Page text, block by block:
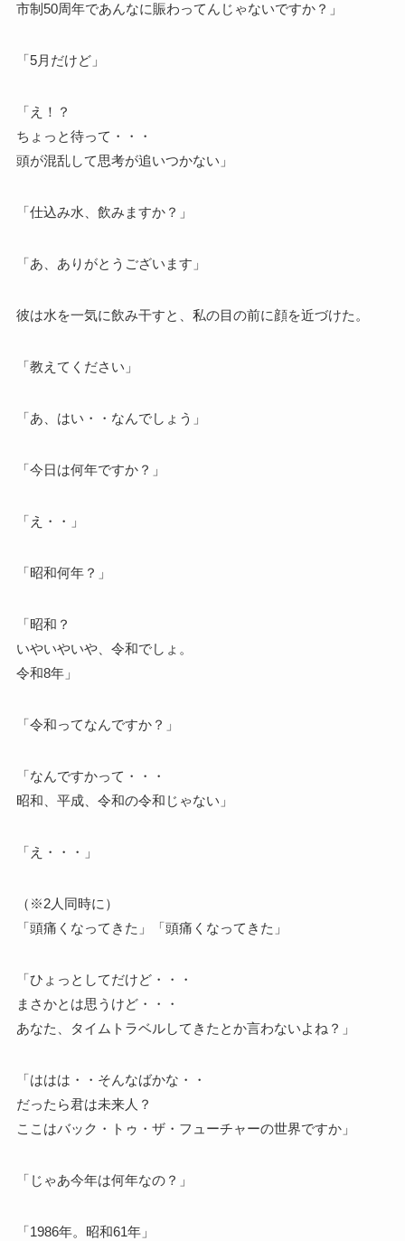
市制50周年であんなに賑わってんじゃないですか？」
「5月だけど」
「え！？
ちょっと待って・・・
頭が混乱して思考が追いつかない」
「仕込み水、飲みますか？」
「あ、ありがとうございます」
彼は水を一気に飲み干すと、私の目の前に顔を近づけた。
「教えてください」
「あ、はい・・なんでしょう」
「今日は何年ですか？」
「え・・」
「昭和何年？」
「昭和？
いやいやいや、令和でしょ。
令和8年」
「令和ってなんですか？」
「なんですかって・・・
昭和、平成、令和の令和じゃない」
「え・・・」
（※2人同時に）
「頭痛くなってきた」「頭痛くなってきた」
「ひょっとしてだけど・・・
まさかとは思うけど・・・
あなた、タイムトラベルしてきたとか言わないよね？」
「ははは・・そんなばかな・・
だったら君は未来人？
ここはバック・トゥ・ザ・フューチャーの世界ですか」
「じゃあ今年は何年なの？」
「1986年。昭和61年」